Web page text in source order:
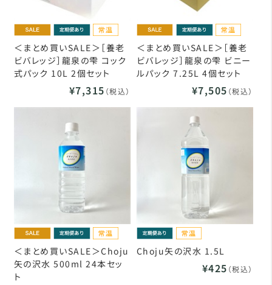
＜まとめ買いSALE＞［養老
ビバレッジ］龍泉の雫 コック
式パック 10L 2個セット
¥7,315 （税込）
＜まとめ買いSALE＞［養老
ビバレッジ］龍泉の雫 ビニー
ルパック 7.25L 4個セット
¥7,505 （税込）
＜まとめ買いSALE＞Choju
矢の沢水 500ml 24本セッ
ト
Choju矢の沢水 1.5L
¥425 （税込）